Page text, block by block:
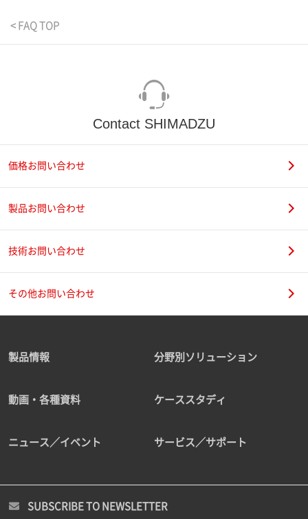
< FAQ TOP
Contact SHIMADZU
価格お問い合わせ
製品お問い合わせ
技術お問い合わせ
その他お問い合わせ
製品情報 分野別ソリューション
動画・各種資料 ケーススタディ
ニュース／イベント サービス／サポート
SUBSCRIBE TO NEWSLETTER